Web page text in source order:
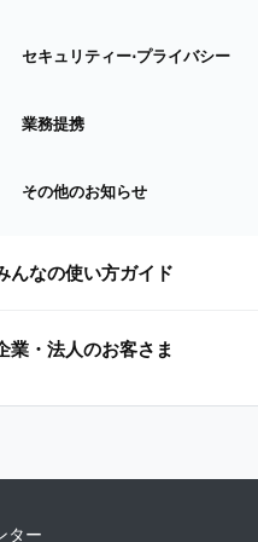
セキュリティー⋅プライバシー
業務提携
その他のお知らせ
んなの使い方ガイド
業・法人のお客さま
ター